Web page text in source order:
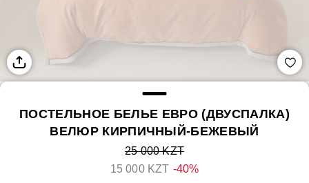
ПОСТЕЛЬНОЕ БЕЛЬЕ ЕВРО (ДВУСПАЛКА)
ВЕЛЮР КИРПИЧНЫЙ-БЕЖЕВЫЙ
25 000 KZT
15 000 KZT -40%